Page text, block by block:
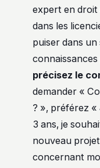
expert en droit
dans les
puiser dans
précisez le
demander «
? », préférez «
3 ans, je
nouveau
concernant